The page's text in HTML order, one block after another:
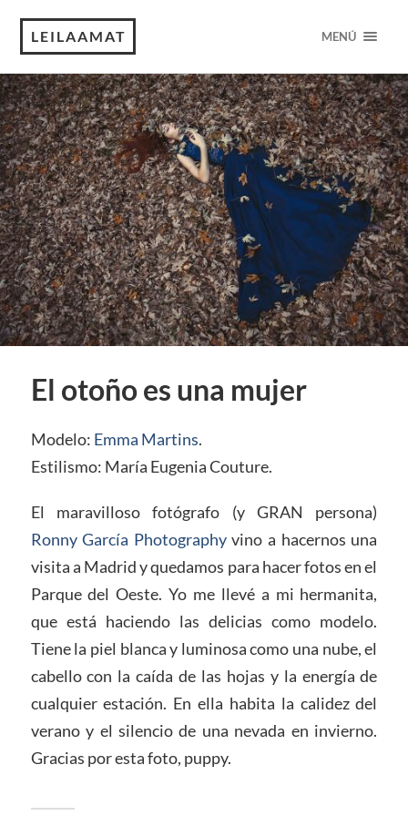
LEILAAMAT MENÚ
El otoño es una mujer
Modelo: Emma Martins.
Estilismo: María Eugenia Couture.
El maravilloso fotógrafo (y GRAN persona)
Ronny García Photographyvino a hacernos una
visita a Madrid y quedamos para hacer fotos en el
Parque del Oeste. Yo me llevé a mi hermanita,
que está haciendo las delicias como modelo.
Tiene la piel blanca y luminosa como una nube, el
cabello con la caída de las hojas y la energía de
cualquier estación. En ella habita la calidez del
verano y el silencio de una nevada en invierno.
Gracias por esta foto, puppy.